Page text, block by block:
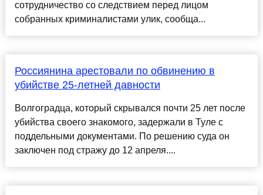
сотрудничество со следствием перед лицом
собранных криминалистами улик, сообща...
Россиянина арестовали по обвинению в
убийстве 25-летней давности
Волгоградца, который скрывался почти 25 лет после
убийства своего знакомого, задержали в Туле с
поддельными документами. По решению суда он
заключен под стражу до 12 апреля....